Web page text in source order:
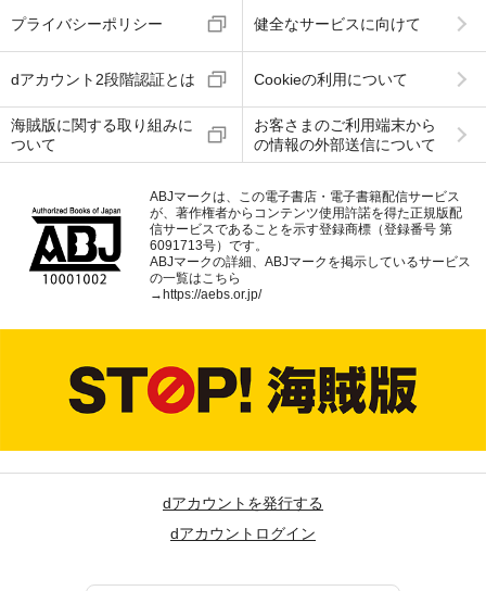
プライバシーポリシー 健全なサービスに向けて
dアカウント2段階認証とは Cookieの利用について
海賊版に関する取り組みに
ついて
お客さまのご利用端末から
の情報の外部送信について
ABJマークは、この電子書店・電子書籍配信サービス
が、著作権者からコンテンツ使用許諾を得た正規版配
信サービスであることを示す登録商標（登録番号 第
6091713号）です。
ABJマークの詳細、ABJマークを掲示しているサービス
の一覧はこちら
→ https://aebs.or.jp/
dアカウントを発行する
dアカウントログイン